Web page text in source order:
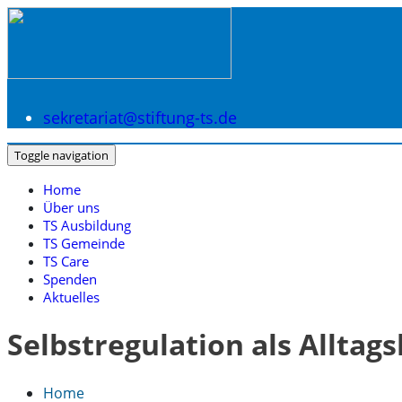
sekretariat@stiftung-ts.de
Toggle navigation
Home
Über uns
TS Ausbildung
TS Gemeinde
TS Care
Spenden
Aktuelles
Selbstregulation als
Home